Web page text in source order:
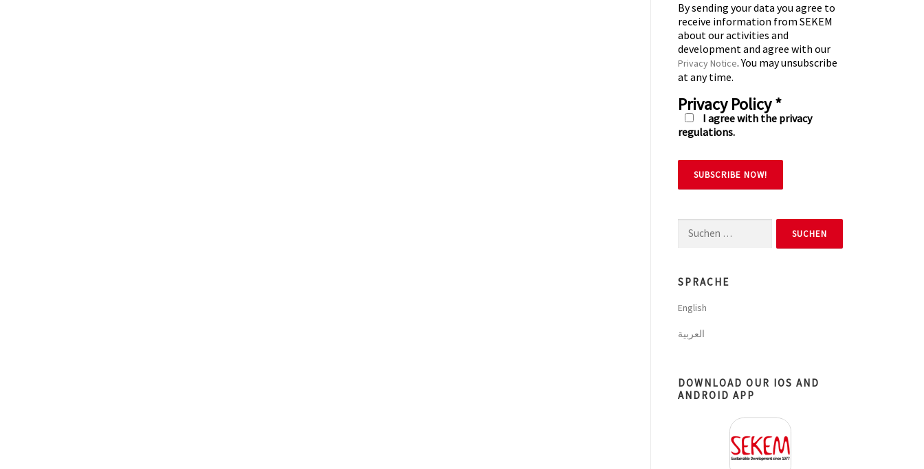
By sending your data you agree to
receive information from SEKEM
about our activities and
development and agree with our
Privacy Notice. You may unsubscribe
at any time.
Privacy Policy*
I agree with the privacy
regulations.
Suchen
SPRACHE
English
العربية
DOWNLOAD OUR IOS AND
ANDROID APP